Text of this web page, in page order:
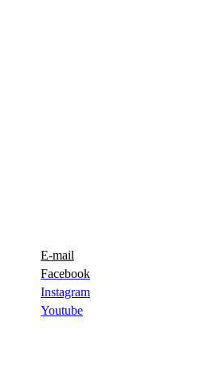
E-mail
Facebook
Instagram
Youtube